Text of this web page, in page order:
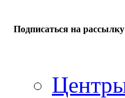
Подписаться на рассылку